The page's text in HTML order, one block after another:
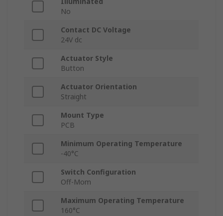
No
Contact DC Voltage
24V dc
Actuator Style
Button
Actuator Orientation
Straight
Mount Type
PCB
Minimum Operating Temperature
-40°C
Switch Configuration
Off-Mom
Maximum Operating Temperature
160°C